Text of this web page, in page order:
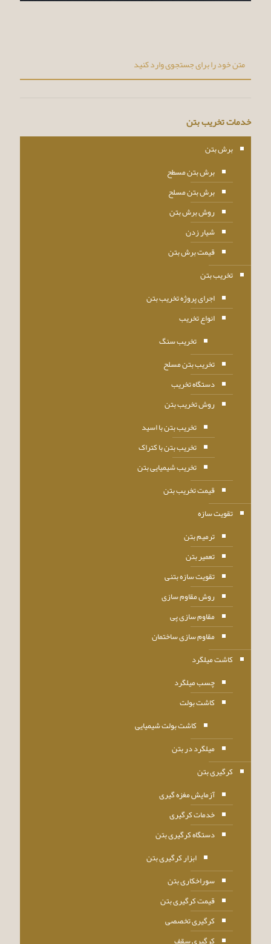
خدمات تخریب بتن
برش بتن
برش بتن مسطح
برش بتن مسلح
روش برش بتن
شیار زدن
قیمت برش بتن
تخریب بتن
اجرای پروژه تخریب بتن
انواع تخریب
تخریب سنگ
تخریب بتن مسلح
دستگاه تخریب
روش تخریب بتن
تخریب بتن با اسید
تخریب بتن با کتراک
تخریب شیمیایی بتن
قیمت تخریب بتن
تقویت سازه
ترمیم بتن
تعمیر بتن
تقویت سازه بتنی
روش مقاوم سازی
مقاوم سازی پی
مقاوم سازی ساختمان
کاشت میلگرد
چسب میلگرد
کاشت بولت
کاشت بولت شیمیایی
میلگرد در بتن
کرگیری بتن
آزمایش مغزه گیری
خدمات کرگیری
دستگاه کرگیری بتن
ابزار کرگیری بتن
سوراخکاری بتن
قیمت کرگیری بتن
کرگیری تخصصی
کرگیری سقف